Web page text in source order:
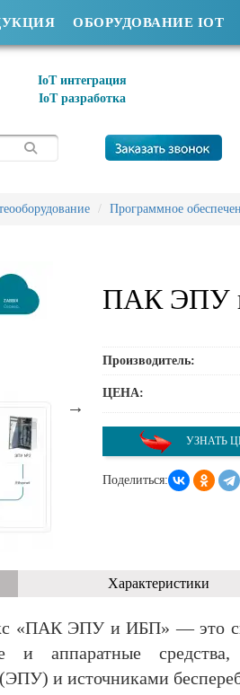
ОБОРУДОВАНИЕ IOT
IoT интеграция
IoT разработка
Программное
ПАК ЭПУ
Производитель:
ЦЕНА:
УЗНАТЬ
Поделиться:
Характеристики
«ПАК ЭПУ и ИБП» — это
и аппаратные
и источниками